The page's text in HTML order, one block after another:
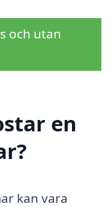
och utan
en
kan vara